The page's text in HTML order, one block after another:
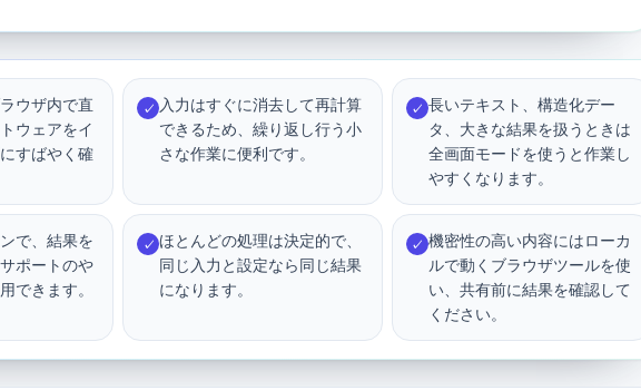
ウザ内で直
ウェアをイ
すばやく確
✓ 入力はすぐに消去して再計算
できるため、繰り返し行う小
さな作業に便利です。
✓ 長いテキスト、構造化デー
タ、大きな結果を扱うときは
全画面モードを使うと作業し
やすくなります。
で、結果を
ポートのや
できます。
✓ ほとんどの処理は決定的で、
同じ入力と設定なら同じ結果
になります。
✓ 機密性の高い内容にはローカ
ルで動くブラウザツールを使
い、共有前に結果を確認して
ください。